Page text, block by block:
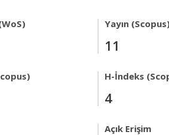
Yayın
11
H-İndeks
4
Açık Erişim